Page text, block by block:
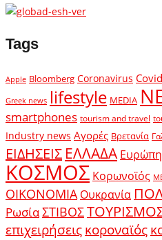
Tags
Apple Bloomberg Coronavirus
Greek news lifestyle MEDIA
smartphones tourism and travel
Industry news Αγορές Βρετανία
ΕΙΔΗΣΕΙΣ ΕΛΛΑΔΑ Ευρώπη
ΚΟΣΜΟΣ Κορωνοϊός
ΟΙΚΟΝΟΜΙΑ Ουκρανία
ΡωσίαΣΤΙΒΟΣ
επιχειρήσειςκοροναϊός